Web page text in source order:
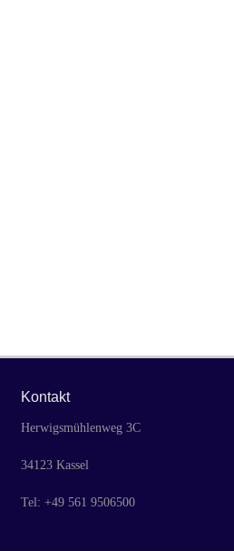
Kontakt
Herwigsmühlenweg 3C
34123 Kassel
Tel: +49 561 9506500